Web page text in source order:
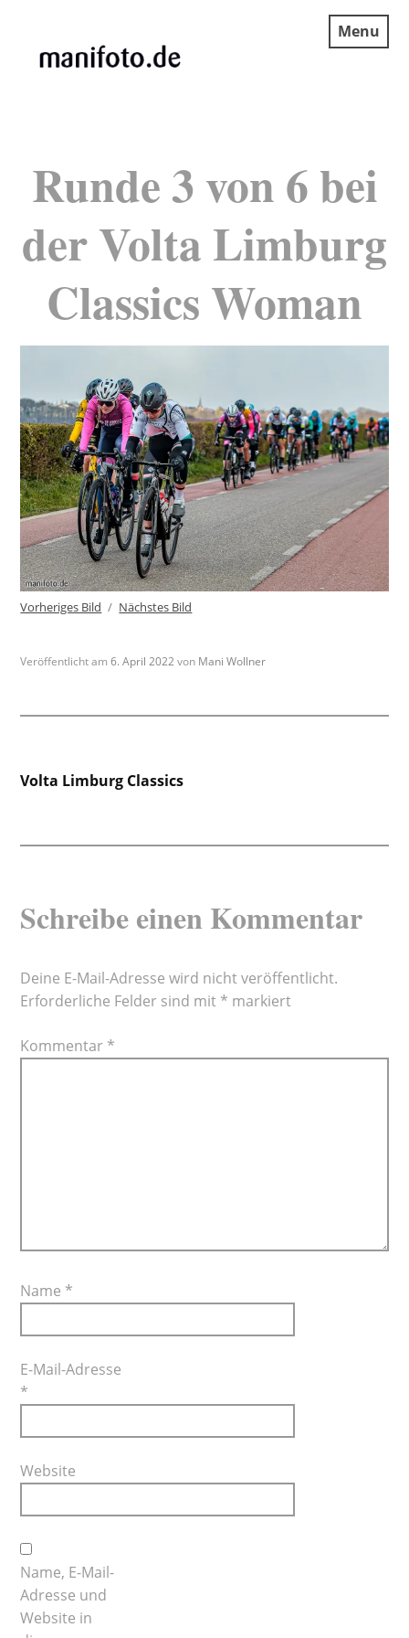
content
Menu
Runde 3 von 6 bei
der Volta Limburg
Classics Woman
Vorheriges Bild Nächstes Bild
Veröffentlicht am6. April 2022von Mani Wollner
Beitragsnavigation
Volta Limburg Classics
Schreibe einen Kommentar
Deine E-Mail-Adresse wird nicht veröffentlicht.
Erforderliche Felder sind mit * markiert
Kommentar *
Name *
E-Mail-Adresse
*
Website
Name, E-Mail-
Adresse und
Website in